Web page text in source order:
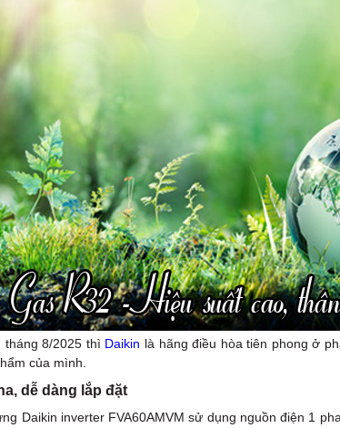
8/2025 thì Daikin là hãng điều hòa tiên phong ở
của mình.
dễ dàng lắp đặt
Daikin inverter FVA60AMVM sử dụng nguồn điện 1